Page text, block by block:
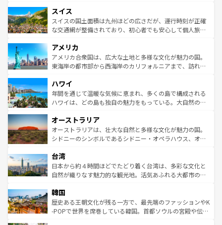
れる地方に足を運ぶとそれぞれで全く異なる文化を体験で
きるだろう。 なお、新着のフランス情報はコンテンツ一覧
を参照してほしい。
は、お酒好きな人にはぜひ体験してほしい。 なお、新着の
ドイツ情報はコンテンツ一覧を参照してほしい。
リアごとに異なる魅力がある。また、優雅なアフタヌーン
ティー、ビール好きにはたまらない英国パブ、サッカー観
戦など、本場だからこそできる体験も豊富。イギリスを旅
ンツ一覧を参照してほしい。
スイス
スイスの国土面積は九州ほどの広さだが、運行時刻が正確
な交通網が整備されており、初心者でも安心して個人旅行
の建物がそのまま残る町や、スイスならではのユニークな
博物館もあり、アルプス観光だけでなく町歩きも満喫する
ことができる。国民の所得が高いため物価も高いが、旅行
ば市内交通費無料で観光を楽しむこともできる。 なお、新
着のスイス情報はコンテンツ一覧 を参照してほしい。
アメリカ
アメリカ合衆国は、広大な土地と多様な文化が魅力の国。
東海岸の都市部から西海岸のカリフォルニアまで、訪れる
のような巨大都市は、観光、ショッピング、エンターテイ
ンメントが詰まった刺激的なスポットだ。一方、アメリカ
西部には大自然が広がり、グランドキャニオンやイエロー
部のニューオーリンズでは、音楽と美食が融合した独特の
文化が魅力。旅行者はアメリカの各地域で異なる魅力を楽
しみながら、その多様性と豊かな歴史を感じることができ
ならではの贅沢な旅のスタイルだ。 なお、新着のアメリカ
情報はコンテンツ一覧を参照してほしい。
ハワイ
年間を通じて温暖な気候に恵まれ、多くの島で構成される
ハワイは、どの島も独自の魅力をもっている。大自然の神
ワイ島は見逃せない。また、定番の観光地といえばオアフ
島だが、静かな自然を求めるならマウイ島やカウアイ島が
おすすめ。エメラルドグリーンに輝く海をはじめ、豊かな
れるおもてなしの心で訪れる人々を迎えてくれるハワイの
人々、おいしいローカルフードやハワイアンミュージッ
ク、伝統的なフラダンスなど、すべてがハワイの魅力を彩
ワイを、存分に味わってほしい。 なお、新着のハワイ情報
はコンテンツ一覧を参照してほしい。
オーストラリア
オーストラリアは、壮大な自然と多様な文化が魅力の国。
シドニーのシンボルであるシドニー・オペラハウス、オー
リアリーフや大陸中央部にそびえるウルル（エアーズロッ
ク）、タスマニアの美しい原生林やケアンズの熱帯雨林な
ど、見どころがたくさん。また、カフェやワイン、オージ
いる。アクティビティも充実しており、サーフィンやダイ
ビング、ハイキングなど、アウトドア好きにはたまらな
い。オーストラリアの多彩な魅力を存分に味わいつくそ
台湾
日本から約４時間ほどでたどり着く台湾は、多彩な文化と
自然が織りなす魅力的な観光地。活気あふれる大都市の台
ン）、静ひつな山岳地帯である台湾東部など、都市の喧騒
と山間の静けさが共存しており、訪れる人に新しい発見と
驚きをもたらしてくれる。また、奥深い台湾の食文化も魅
韓国
歴史ある王朝文化が残る一方で、最先端のファッションやK
-POPで世界を席巻している韓国。首都ソウルの宮殿や伝統